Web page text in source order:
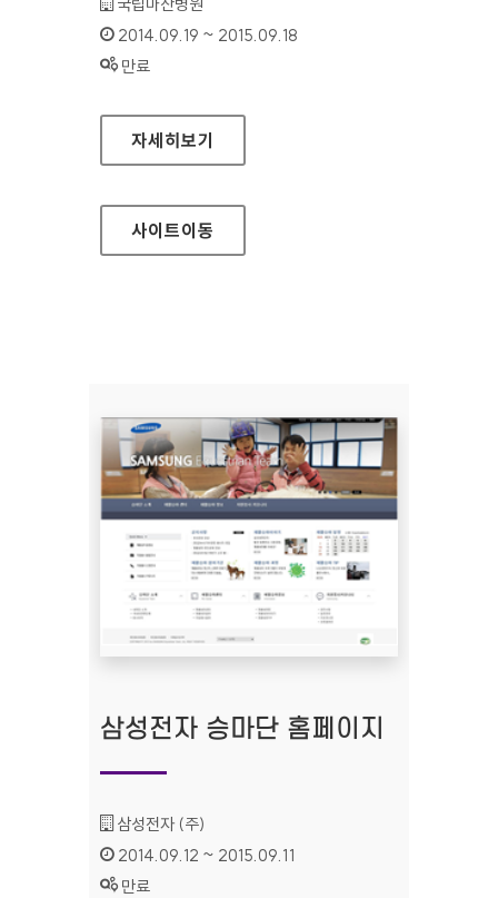
인증기간 :
2014.09.19 ~ 2015.09.18
상태 :
만료
국립마산병원 홈페이지
자세히보기
사이트이동
삼성전자 승마단 홈페이지
기관명 :
삼성전자 (주)
인증기간 :
2014.09.12 ~ 2015.09.11
상태 :
만료